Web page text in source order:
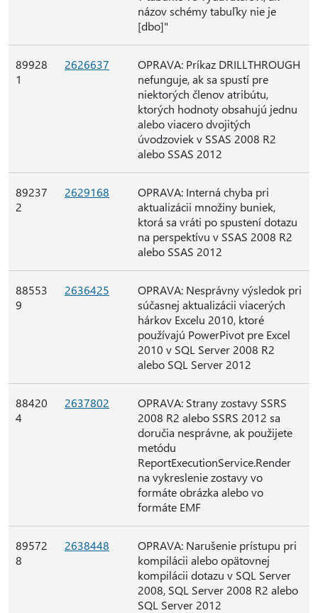
názov schémy tabuľky nie je
[dbo]"
89928
1
2626637
OPRAVA: Príkaz DRILLTHROUGH
nefunguje, ak sa spustí pre
niektorých členov atribútu,
ktorých hodnoty obsahujú jednu
alebo viacero dvojitých
úvodzoviek v SSAS 2008 R2
alebo SSAS 2012
89237
2
2629168
OPRAVA: Interná chyba pri
aktualizácii množiny buniek,
ktorá sa vráti po spustení dotazu
na perspektívu v SSAS 2008 R2
alebo SSAS 2012
88553
9
2636425
OPRAVA: Nesprávny výsledok pri
súčasnej aktualizácii viacerých
hárkov Excelu 2010, ktoré
používajú PowerPivot pre Excel
2010 v SQL Server 2008 R2
alebo SQL Server 2012
88420
4
2637802
OPRAVA: Strany zostavy SSRS
2008 R2 alebo SSRS 2012 sa
doručia nesprávne, ak použijete
metódu
ReportExecutionService.Render
na vykreslenie zostavy vo
formáte obrázka alebo vo
formáte EMF
89572
8
2638448
OPRAVA: Narušenie prístupu pri
kompilácii alebo opätovnej
kompilácii dotazu v SQL Server
2008, SQL Server 2008 R2 alebo
SQL Server 2012